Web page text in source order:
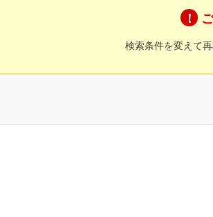
検索条件を変えて